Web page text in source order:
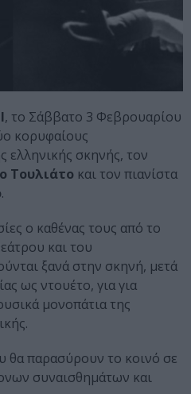
, το Σάββατο 3 Φεβρουαρίου
κορυφαίους
ελληνικής σκηνής, τον
Τουλιάτο και τον πιανίστα
.
ο καθένας τους από το
και του
ξανά στην σκηνή, μετά
ως ντουέτο, για για
μονοπάτια της
θα παρασύρουν το κοινό σε
συναισθημάτων και